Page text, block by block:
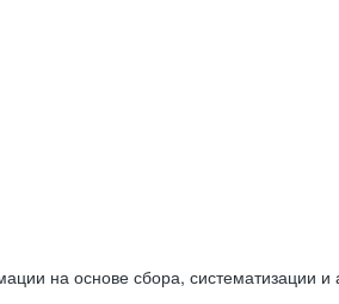
на основе сбора, систематизации и